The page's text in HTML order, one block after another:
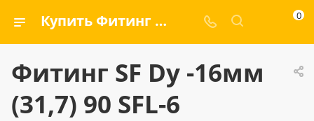
Купить Фитинг SF Dу -16мм (31,7) 90 SFL-6 — ООО «ГИДРАМАКС» 0
Фитинг SF Dу -16мм
(31,7) 90 SFL-6